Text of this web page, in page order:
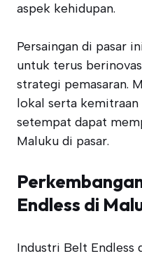
aspek kehidupan.
Persaingan di pasar
untuk terus
strategi pemasaran.
lokal serta kemitraan
setempat dapat
Maluku di pasar.
Endless di
Industri Belt Endless